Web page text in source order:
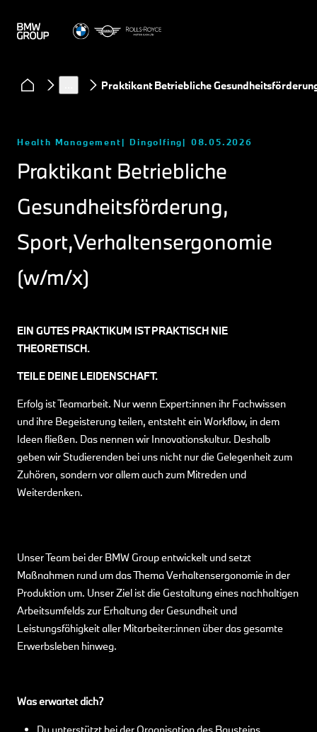
Praktikant Betriebliche
Health Management Dingolfing 08.05.2026
Praktikant Betriebliche
Gesundheitsförderung,
Sport,Verhaltensergonomie
(w/m/x)
EIN GUTES PRAKTIKUM IST PRAKTISCH NIE
THEORETISCH.
TEILE DEINE LEIDENSCHAFT.
Erfolg ist Teamarbeit. Nur wenn Expert:innen ihr Fachwissen
und ihre Begeisterung teilen, entsteht ein Workflow, in dem
Ideen fließen. Das nennen wir Innovationskultur. Deshalb
geben wir Studierenden bei uns nicht nur die Gelegenheit zum
Zuhören, sondern vor allem auch zum Mitreden und
Weiterdenken.
Unser Team bei der BMW Group entwickelt und setzt
Maßnahmen rund um das Thema Verhaltensergonomie in der
Produktion um. Unser Ziel ist die Gestaltung eines nachhaltigen
Arbeitsumfelds zur Erhaltung der Gesundheit und
Leistungsfähigkeit aller Mitarbeiter:innen über das gesamte
Erwerbsleben hinweg.
Was erwartet dich?